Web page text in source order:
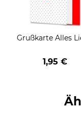
Grußkarte Alles
1,95 €